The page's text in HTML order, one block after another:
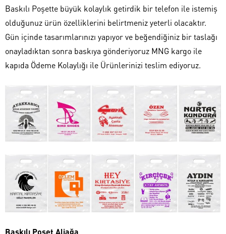
Baskılı Poşette büyük kolaylık getirdik bir telefon ile istemiş
olduğunuz ürün özelliklerini belirtmeniz yeterli olacaktır.
Gün içinde tasarımlarınızı yapıyor ve beğendiğiniz bir taslağı
onayladıktan sonra baskıya gönderiyoruz MNG kargo ile
kapıda Ödeme Kolaylığı ile Ürünlerinizi teslim ediyoruz.
Baskılı Poşet Aliağa